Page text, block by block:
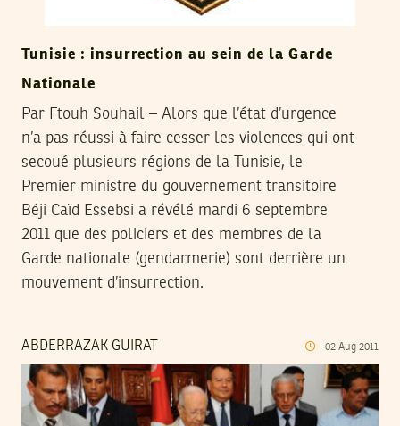
Tunisie : insurrection au sein de la Garde
Nationale
Par Ftouh Souhail – Alors que l’état d’urgence
n’a pas réussi à faire cesser les violences qui ont
secoué plusieurs régions de la Tunisie, le
Premier ministre du gouvernement transitoire
Béji Caïd Essebsi a révélé mardi 6 septembre
2011 que des policiers et des membres de la
Garde nationale (gendarmerie) sont derrière un
mouvement d’insurrection.
ABDERRAZAK GUIRAT 02 Aug 2011